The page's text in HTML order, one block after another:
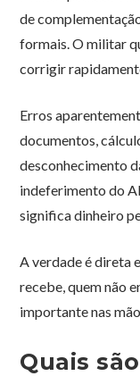
de
formais. O militar
corrigir
Erros
documentos,
desconhecimento
indeferimento do
significa dinheiro
A verdade é direta
recebe, quem não
importante nas
Quais